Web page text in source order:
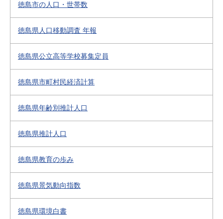
徳島市の人口・世帯数
徳島県人口移動調査 年報
徳島県公立高等学校募集定員
徳島県市町村民経済計算
徳島県年齢別推計人口
徳島県推計人口
徳島県教育の歩み
徳島県景気動向指数
徳島県環境白書